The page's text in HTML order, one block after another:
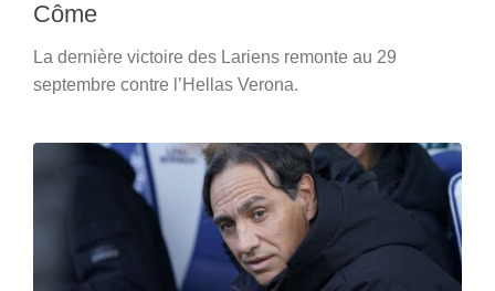
Côme
La dernière victoire des Lariens remonte au 29
septembre contre l’Hellas Verona.